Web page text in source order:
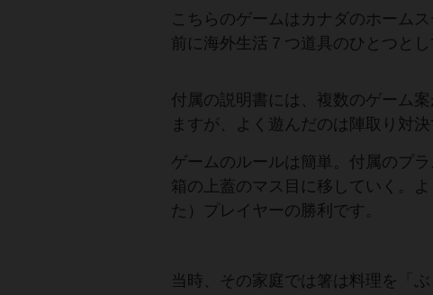
こちらのゲームはカナダのホーム
前に海外生活７つ道具のひとつと
付属の説明書には、複数のゲーム
ますが、よく遊んだのは陣取り対決
ゲームのルールは簡単。付属のプ
箱の上蓋のマス目に移していく。
た）プレイヤーの勝利です。
当時、その家庭では箸は料理を「